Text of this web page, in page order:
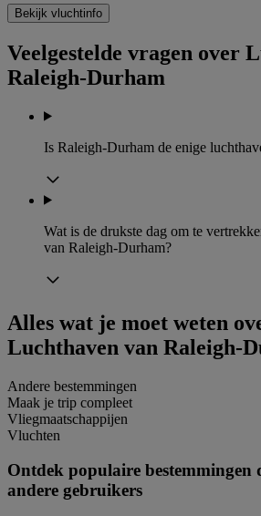
Bekijk vluchtinfo
Veelgestelde vragen over
Raleigh-Durham
Is Raleigh-Durham de enige
Wat is de drukste dag om te
van Raleigh-Durham?
Alles wat je moet weten
Luchthaven van Raleigh-
Andere bestemmingen
Maak je trip compleet
Vliegmaatschappijen
Vluchten
Ontdek populaire bestemmingen
andere gebruikers